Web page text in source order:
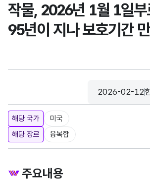
작물, 2026년 1월 1일부
95년이 지나 보호기간
등록일
2026-02-12
해당 국가
미국
해당 장르
융복합
주요내용